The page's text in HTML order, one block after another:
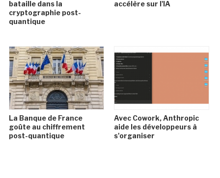
bataille dans la
cryptographie post-
quantique
accélère sur l'IA
La Banque de France
goûte au chiffrement
post-quantique
Avec Cowork, Anthropic
aide les développeurs à
s'organiser